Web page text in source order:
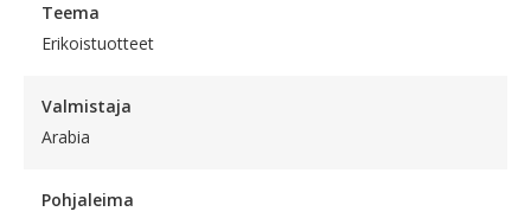
Teema
Erikoistuotteet
Valmistaja
Arabia
Pohjaleima